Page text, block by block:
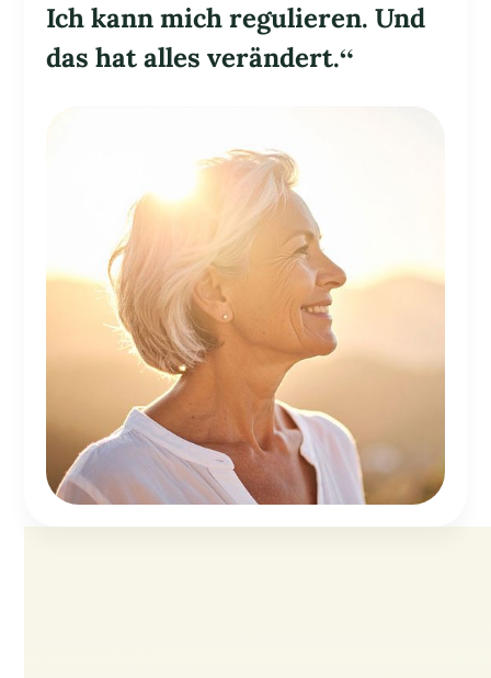
Ich kann mich regulieren. Und
das hat alles verändert.“